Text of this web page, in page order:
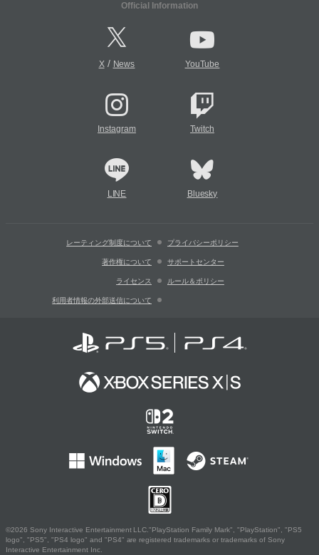
Official Information
X/ News YouTube
Instagram Twitch
LINE Bluesky
レーティング制度について プライバシーポリシー
著作権について サポートセンター
ライセンス ルール＆ポリシー
利用者情報の外部送信について
©2026 Sony Interactive Entertainment LLC."PlayStation Family Mark", "PlayStation", "PS5
logo", "PS5", "PS4 logo" and "PS4" are registered trademarks or trademarks of Sony
Interactive Entertainment Inc.